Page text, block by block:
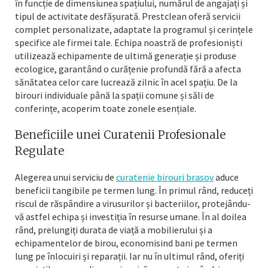
în funcție de dimensiunea spațiului, numărul de angajați și
tipul de activitate desfășurată. Prestclean oferă servicii
complet personalizate, adaptate la programul și cerințele
specifice ale firmei tale. Echipa noastră de profesioniști
utilizează echipamente de ultimă generație și produse
ecologice, garantând o curățenie profundă fără a afecta
sănătatea celor care lucrează zilnic în acel spațiu. De la
birouri individuale până la spații comune și săli de
conferințe, acoperim toate zonele esențiale.
Beneficiile unei Curatenii Profesionale
Regulate
Alegerea unui serviciu de curatenie birouri brasovaduce
beneficii tangibile pe termen lung. În primul rând, reduceți
riscul de răspândire a virusurilor și bacteriilor, protejându-
vă astfel echipa și investiția în resurse umane. În al doilea
rând, prelungiți durata de viață a mobilierului și a
echipamentelor de birou, economisind bani pe termen
lung pe înlocuiri și reparații. Iar nu în ultimul rând, oferiți